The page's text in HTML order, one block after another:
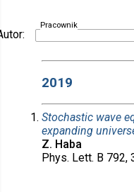
Pracownik
2019
Stochastic wave
expanding
Z. Haba
Phys. Lett. B 792,